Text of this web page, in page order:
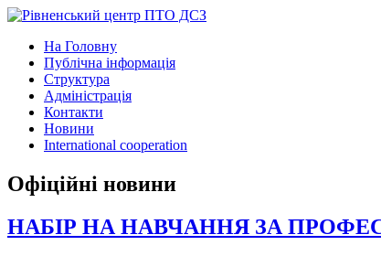
На Головну
Публічна інформація
Структура
Адміністрація
Контакти
Новини
International cooperation
Офіційні новини
НАБІР НА НАВЧАННЯ ЗА